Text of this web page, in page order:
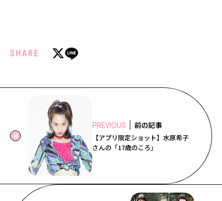
SHARE
PREVIOUS 前の記事
【アプリ限定ショット】水原希子
さんの「17歳のころ」